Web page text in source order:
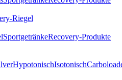
Riegel
SportgetränkeRecovery-Produkte
HypotonischIsotonisch